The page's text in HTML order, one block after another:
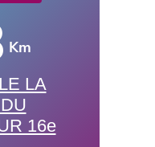
Km
LA
16e